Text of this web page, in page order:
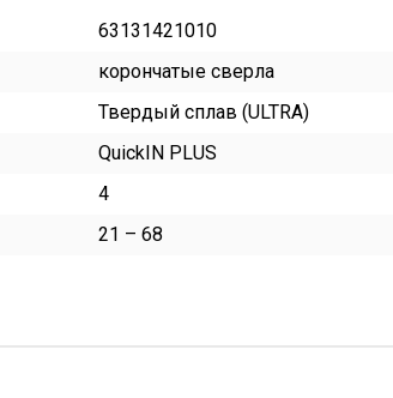
63131421010
корончатые сверла
Твердый сплав (ULTRA)
QuickIN PLUS
4
21 – 68